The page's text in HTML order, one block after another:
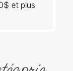
et plus